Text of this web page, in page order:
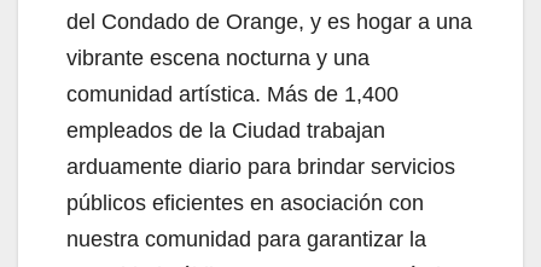
del Condado de Orange, y es hogar a una
vibrante escena nocturna y una
comunidad artística. Más de 1,400
empleados de la Ciudad trabajan
arduamente diario para brindar servicios
públicos eficientes en asociación con
nuestra comunidad para garantizar la